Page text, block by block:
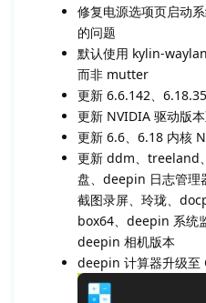
修复电源选项页启动
的问题
默认使用 kylin-
而非 mutter
更新 6.6.142、
更新 NVIDIA 驱动版
更新 6.6、6.18 内核
更新 ddm、treeland
盘、deepin 日志管
截图录屏、玲珑、
box64、deepin 系统
deepin 相机版本
deepin 计算器升级至